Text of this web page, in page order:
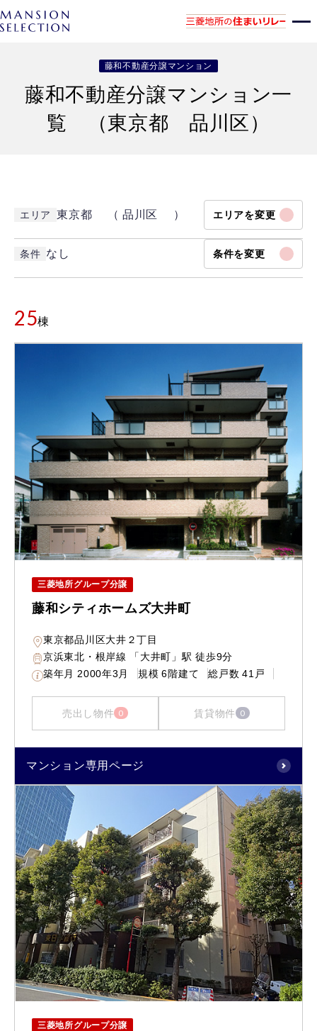
藤和不動産分譲マンション
藤和不動産分譲マンション一
覧 （東京都 品川区）
エリア 東京都 （ 品川区 ） エリアを変更
条件 なし 条件を変更
25棟
三菱地所グループ分譲
藤和シティホームズ大井町
東京都品川区大井２丁目
京浜東北・根岸線 「大井町」駅 徒歩9分
築年月 2000年3月 規模 6階建て 総戸数 41戸
売出し物件 0 賃貸物件 0
マンション専用ページ
三菱地所グループ分譲